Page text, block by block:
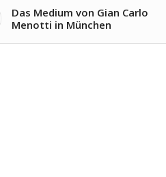
Das Medium von Gian Carlo
Menotti in München